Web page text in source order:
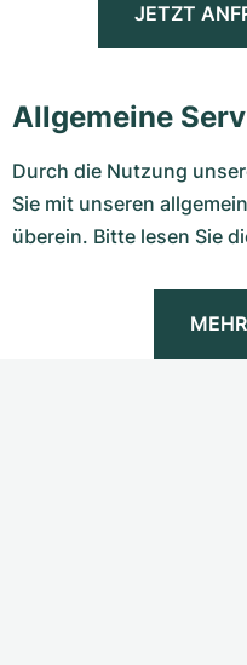
JETZT
Allgemeine
Durch die Nutzung
Sie mit unseren
überein. Bitte lesen Sie